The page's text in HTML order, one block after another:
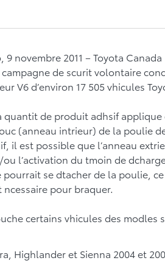
9 novembre 2011 – Toyota
de scurit volontaire
V6 d’environ 17 505 vhicules
de produit adhsif applique
(anneau intrieur) de la poulie
il est possible que l’anneau
l’activation du tmoin de
pourrait se dtacher de la poulie,
ncessaire pour braquer.
certains vhicules des modles
Highlander et Sienna 2004 et